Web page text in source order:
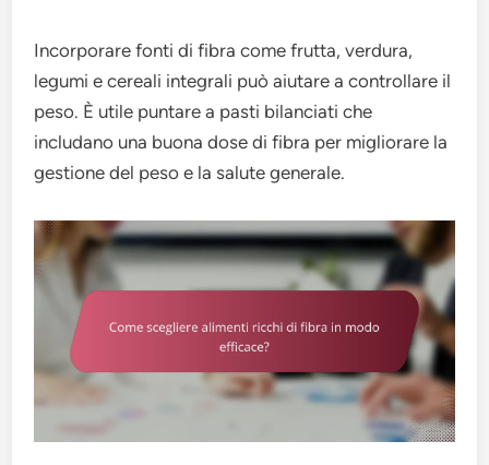
Incorporare fonti di fibra come frutta, verdura,
legumi e cereali integrali può aiutare a controllare il
peso. È utile puntare a pasti bilanciati che
includano una buona dose di fibra per migliorare la
gestione del peso e la salute generale.